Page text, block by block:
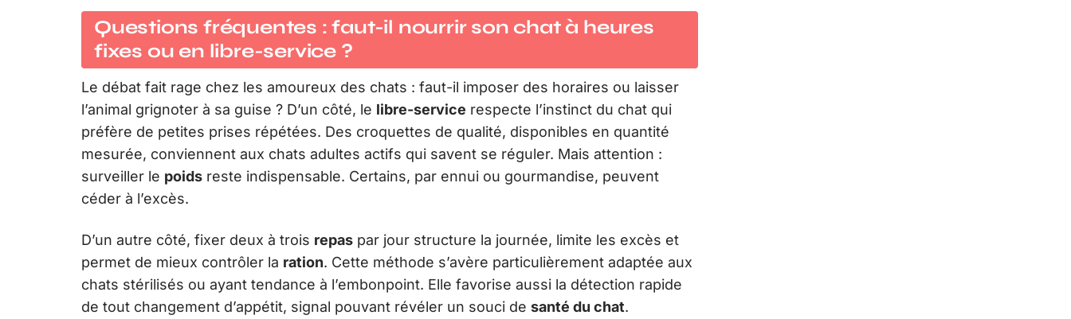
Questions fréquentes : faut-il nourrir son chat à heures
fixes ou en libre-service ?
Le débat fait rage chez les amoureux des chats : faut-il imposer des horaires ou laisser
l’animal grignoter à sa guise ? D’un côté, le libre-service respecte l’instinct du chat qui
préfère de petites prises répétées. Des croquettes de qualité, disponibles en quantité
mesurée, conviennent aux chats adultes actifs qui savent se réguler. Mais attention :
surveiller le poids reste indispensable. Certains, par ennui ou gourmandise, peuvent
céder à l’excès.
D’un autre côté, fixer deux à trois repas par jour structure la journée, limite les excès et
permet de mieux contrôler la ration. Cette méthode s’avère particulièrement adaptée aux
chats stérilisés ou ayant tendance à l’embonpoint. Elle favorise aussi la détection rapide
de tout changement d’appétit, signal pouvant révéler un souci de santé du chat.